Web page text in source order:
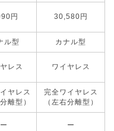
円 30,580円
ル型 カナル型
レス ワイヤレス
ヤレス
離型）
完全ワイヤレス
（左右分離型）
ー ー